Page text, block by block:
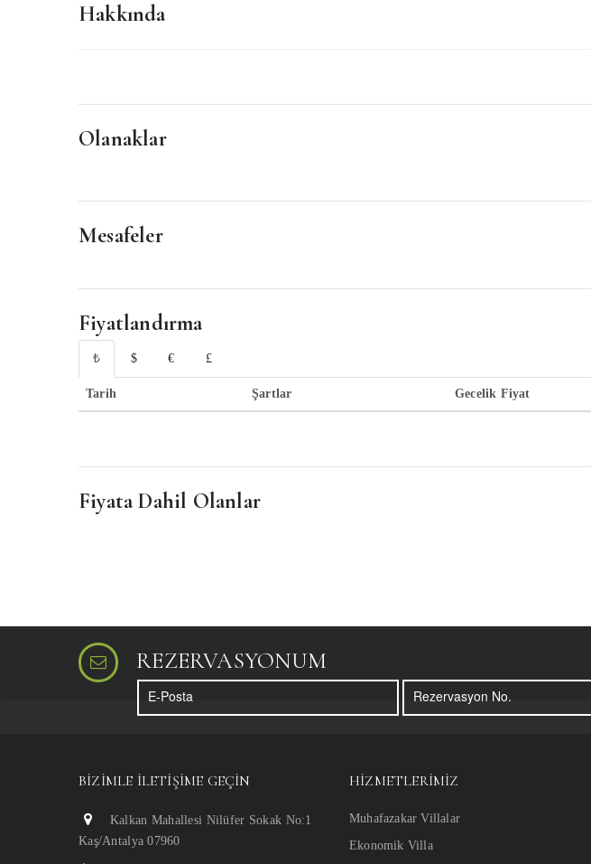
Hakkında
Olanaklar
Mesafeler
Fiyatlandırma
₺ $ € £
Tarih Şartlar Gecelik Fiyat
Fiyata Dahil Olanlar
REZERVASYONUM
BIZIMLE İLETIŞIME GEÇIN
Kalkan Mahallesi Nilüfer Sokak No:1
Kaş/Antalya 07960
HIZMETLERIMIZ
Muhafazakar Villalar
Ekonomik Villa